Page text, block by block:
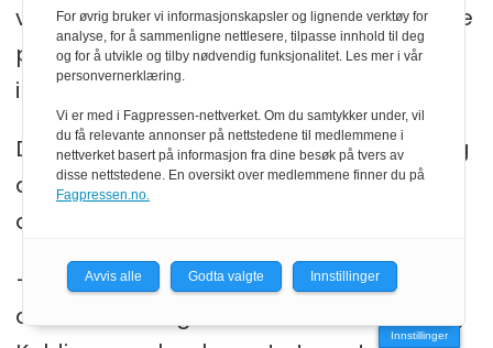
vinteren i ren uforsiktighet greide å tenne
på slottet Koldinghus der de var
innkvartert.
Den dag i dag foregår årlig en utveksling
av både skoleelever og lærere mellom
de to byene.
– Fortsatt etter over fire årtier er det
dessuten mange familier fra Huéscar og
Innstillinger
For øvrig bruker vi informasjonskapsler og lignende verktøy for
analyse, for å sammenligne nettlesere, tilpasse innhold til deg
og for å utvikle og tilby nødvendig funksjonalitet. Les mer i vår
personvernerklæring.
Vi er med i Fagpressen-nettverket. Om du samtykker under, vil
du få relevante annonser på nettstedene til medlemmene i
nettverket basert på informasjon fra dine besøk på tvers av
disse nettstedene. En oversikt over medlemmene finner du på
Fagpressen.no.
Avvis alle Godta valgte Innstillinger